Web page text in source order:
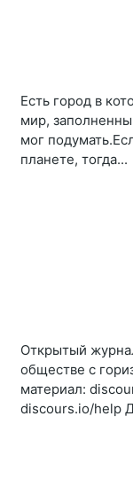
Есть город в
мир,
мог
планете, тогда...
Открытый
обществе с
материал:
discours.io/help